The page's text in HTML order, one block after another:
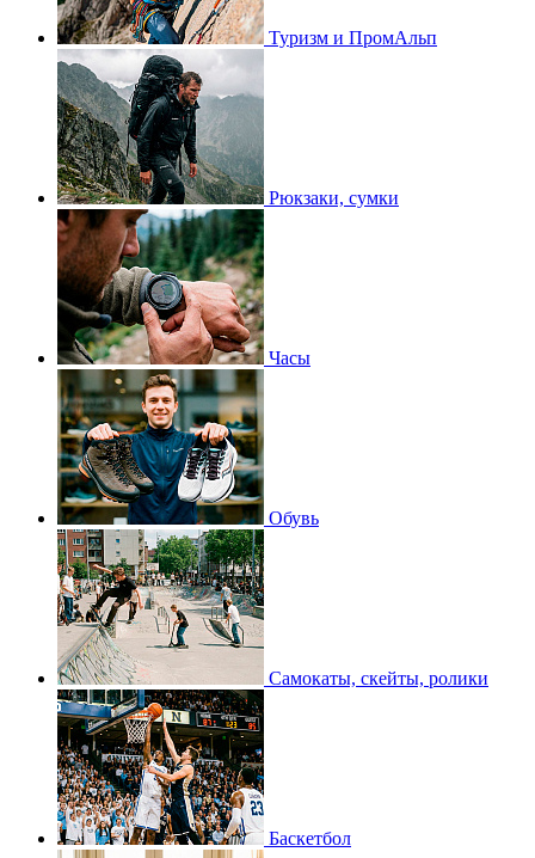
Туризм и ПромАльп
Рюкзаки, сумки
Часы
Обувь
Самокаты, скейты, ролики
Баскетбол